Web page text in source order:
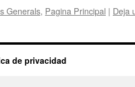
Generals, Pagina Principal | Deja
de privacidad